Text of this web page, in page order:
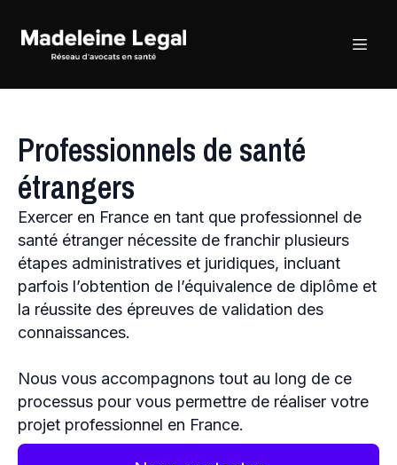
Professionnels de santé
étrangers
Exercer en France en tant que professionnel de
santé étranger nécessite de franchir plusieurs
étapes administratives et juridiques, incluant
parfois l’obtention de l’équivalence de diplôme et
la réussite des épreuves de validation des
connaissances.
Nous vous accompagnons tout au long de ce
processus pour vous permettre de réaliser votre
projet professionnel en France.